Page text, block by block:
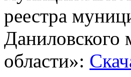
реестра
Даниловского
области»: